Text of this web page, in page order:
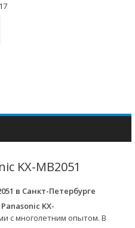
KX-MB2051
в Санкт-Петербурге
KX-
с многолетним опытом. В